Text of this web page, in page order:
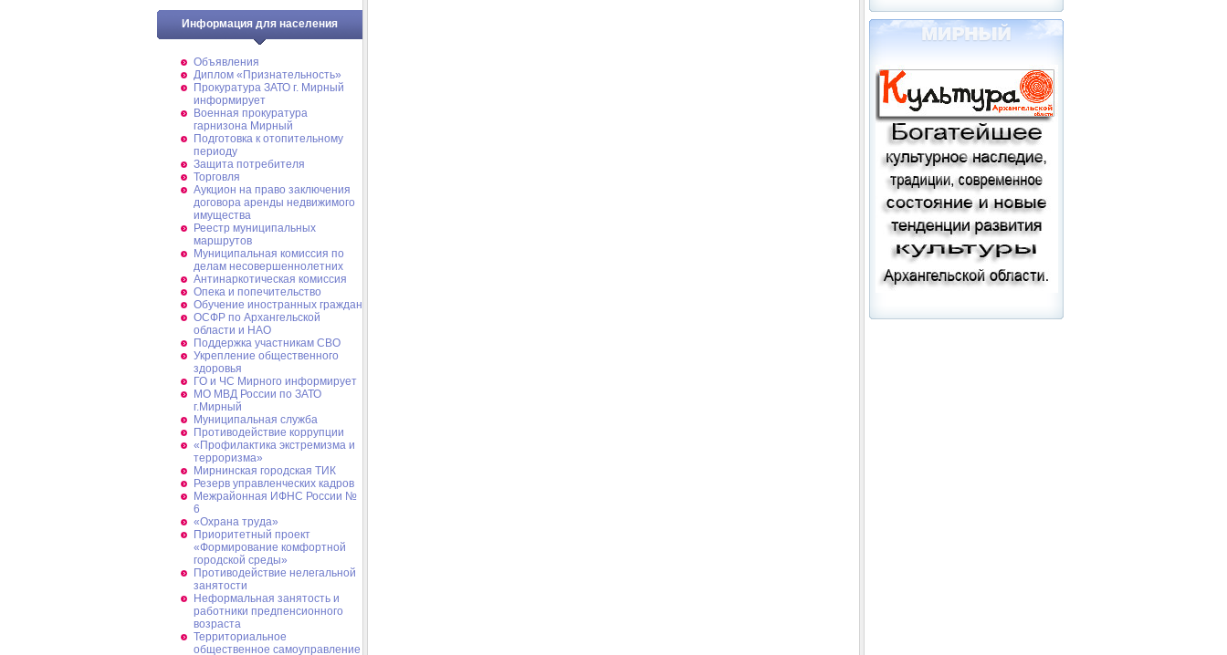
Информация для населения
Объявления
Диплом «Признательность»
Прокуратура ЗАТО г. Мирный
информирует
Военная прокуратура
гарнизона Мирный
Подготовка к отопительному
периоду
Защита потребителя
Торговля
Аукцион на право заключения
договора аренды недвижимого
имущества
Реестр муниципальных
маршрутов
Муниципальная комиссия по
делам несовершеннолетних
Антинаркотическая комиссия
Опека и попечительство
Обучение иностранных граждан
ОСФР по Архангельской
области и НАО
Поддержка участникам СВО
Укрепление общественного
здоровья
ГО и ЧС Мирного информирует
МО МВД России по ЗАТО
г.Мирный
Муниципальная cлужба
Противодействие коррупции
«Профилактика экстремизма и
терроризма»
Мирнинская городская ТИК
Резерв управленческих кадров
Межрайонная ИФНС России №
6
«Охрана труда»
Приоритетный проект
«Формирование комфортной
городской среды»
Противодействие нелегальной
занятости
Неформальная занятость и
работники предпенсионного
возраста
Территориальное
общественное самоуправление